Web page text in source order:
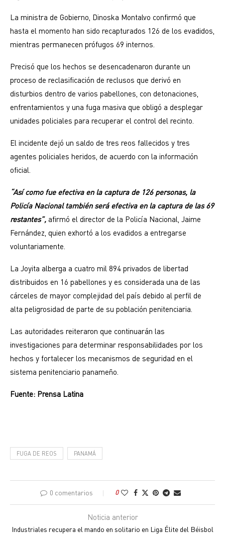
La ministra de Gobierno, Dinoska Montalvo confirmó que
hasta el momento han sido recapturados 126 de los evadidos,
mientras permanecen prófugos 69 internos.
Precisó que los hechos se desencadenaron durante un
proceso de reclasificación de reclusos que derivó en
disturbios dentro de varios pabellones, con detonaciones,
enfrentamientos y una fuga masiva que obligó a desplegar
unidades policiales para recuperar el control del recinto.
El incidente dejó un saldo de tres reos fallecidos y tres
agentes policiales heridos, de acuerdo con la información
oficial.
“Así como fue efectiva en la captura de 126 personas, la
Policía Nacional también será efectiva en la captura de las 69
restantes”, afirmó el director de la Policía Nacional, Jaime
Fernández, quien exhortó a los evadidos a entregarse
voluntariamente.
La Joyita alberga a cuatro mil 894 privados de libertad
distribuidos en 16 pabellones y es considerada una de las
cárceles de mayor complejidad del país debido al perfil de
alta peligrosidad de parte de su población penitenciaria.
Las autoridades reiteraron que continuarán las
investigaciones para determinar responsabilidades por los
hechos y fortalecer los mecanismos de seguridad en el
sistema penitenciario panameño.
Fuente: Prensa Latina
FUGA DE REOS PANAMÁ
0 comentarios 0
Noticia anterior
Industriales recupera el mando en solitario en Liga Élite del Béisbol